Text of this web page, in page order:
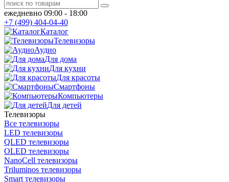
ежедневно 09:00 - 18:00
+7 (499) 404-04-40
Каталог
Телевизоры
Аудио
Для дома
Для кухни
Для красоты
Смартфоны
Компьютеры
Для детей
Телевизоры
Все телевизоры
LED телевизоры
QLED телевизоры
OLED телевизоры
NanoCell телевизоры
Triluminos телевизоры
Smart телевизоры